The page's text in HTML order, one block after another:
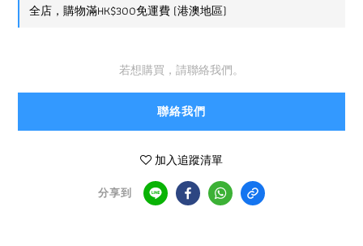
全店，購物滿HK$300免運費 (港澳地區)
若想購買，請聯絡我們。
聯絡我們
加入追蹤清單
分享到